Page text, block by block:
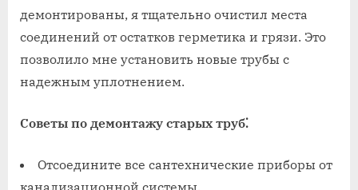
демонтированы‚ я тщательно очистил места
соединений от остатков герметика и грязи. Это
позволило мне установить новые трубы с
надежным уплотнением.
Советы по демонтажу старых труб⁚
Отсоедините все сантехнические приборы от
канализационной системы.